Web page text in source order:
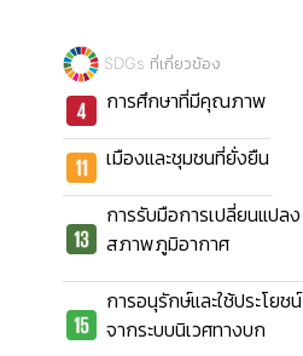
SDGs ที่เกี่ยวข้อง
การศึกษาที่มีคุณภาพ
เมืองและชุมชนที่ยั่งยืน
การรับมือการเปลี่ยนแปลง
สภาพภูมิอากาศ
การอนุรักษ์และใช้ประโยชน์
จากระบบนิเวศทางบก